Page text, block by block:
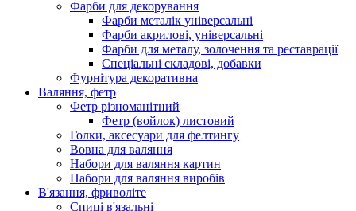
Фарби для декорування
Фарби металік універсальні
Фарби акрилові, універсальні
Фарби для металу, золочення та реставрації
Спеціальні складові, добавки
Фурнітура декоративна
Валяння, фетр
Фетр різноманітний
Фетр (войлок) листовий
Голки, аксесуари для фелтингу
Вовна для валяння
Набори для валяння картин
Набори для валяння виробів
В'язання, фриволіте
Спиці в'язальні